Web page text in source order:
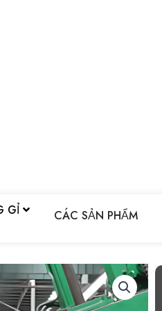
GỈ CÁC SẢN PHẨM